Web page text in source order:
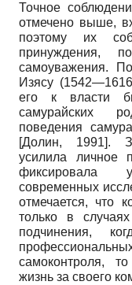
Точное
отмечено выше,
поэтому их
принуждения,
самоуважения.
Изясу
его к власти
самурайских
поведения
[Долин, 1991].
усилила личное
фиксировала
современных
отмечается, что
только в
подчинения,
самоконтроля,
жизнь за своего